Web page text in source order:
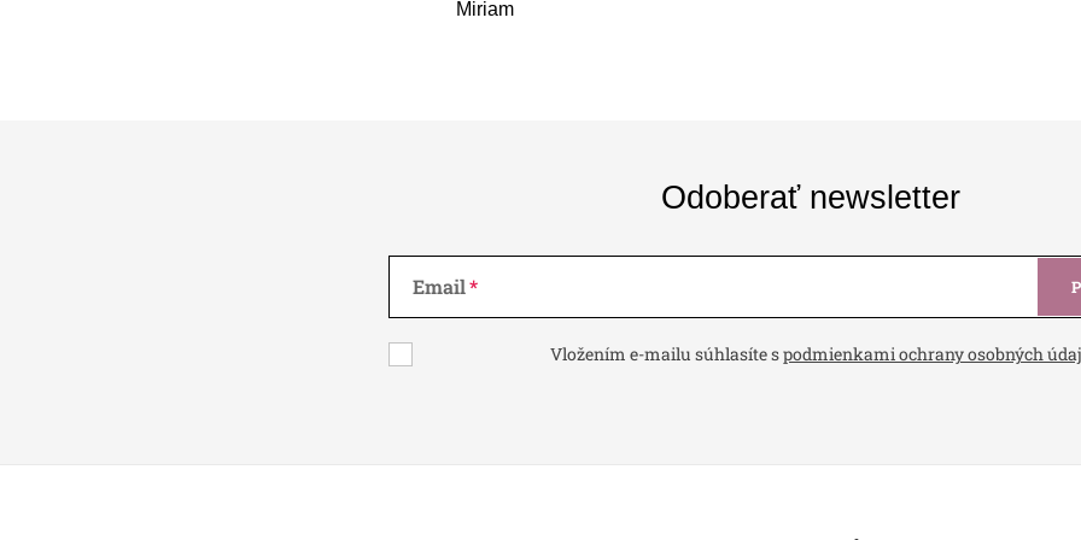
Miriam
Odoberať newsletter
Email
Vložením e-mailu súhlasíte spodmienkami ochrany osobných